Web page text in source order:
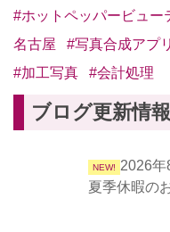
#ホットペッパービュー
名古屋
#写真合成アプリ
#加工写真
#会計処理
ブログ更新情報
NEW!
2026年
夏季休暇の